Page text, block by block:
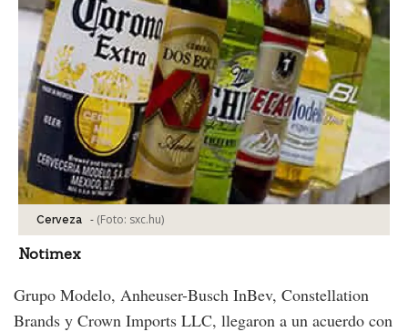
Cerveza - (Foto: sxc.hu)
Notimex
Grupo Modelo, Anheuser-Busch InBev, Constellation
Brands y Crown Imports LLC, llegaron a un acuerdo con